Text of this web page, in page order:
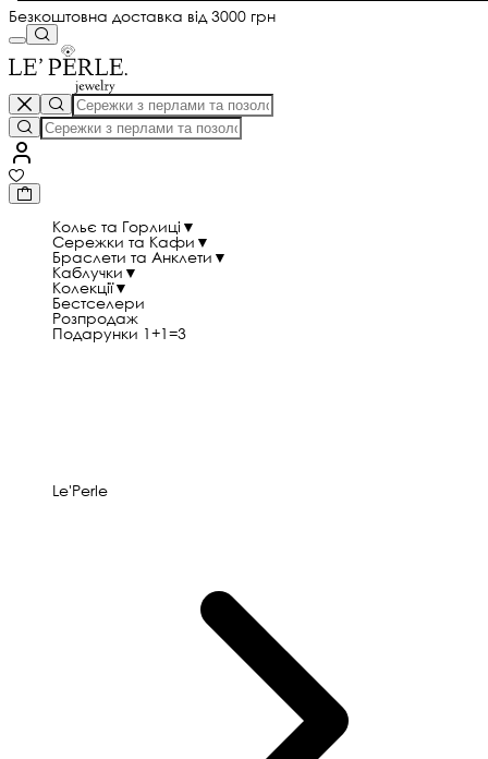
Безкоштовна доставка від 3000 грн
Кольє та Горлиці ▼
Сережки та Кафи ▼
Браслети та Анклети ▼
Каблучки ▼
Колекції▼
Бестселери
Розпродаж
Подарунки 1+1=3
Le'Perle